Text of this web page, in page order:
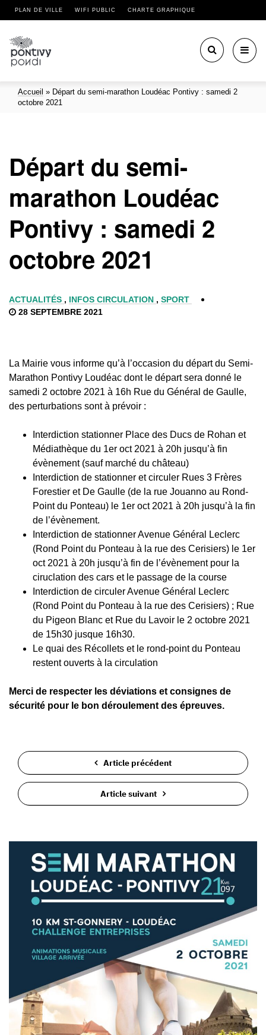
PLAN DE VILLE WIFI PUBLIC CHARTE GRAPHIQUE
Accueil » Départ du semi-marathon Loudéac Pontivy : samedi 2
octobre 2021
Départ du semi-
marathon Loudéac
Pontivy : samedi 2
octobre 2021
ACTUALITÉS , INFOS CIRCULATION , SPORT
28 SEPTEMBRE 2021
La Mairie vous informe qu’à l’occasion du départ du Semi-
Marathon Pontivy Loudéac dont le départ sera donné le
samedi 2 octobre 2021 à 16h Rue du Général de Gaulle,
des perturbations sont à prévoir :
Interdiction stationner Place des Ducs de Rohan et
Médiathèque du 1er oct 2021 à 20h jusqu’à fin
évènement (sauf marché du château)
Interdiction de stationner et circuler Rues 3 Frères
Forestier et De Gaulle (de la rue Jouanno au Rond-
Point du Ponteau) le 1er oct 2021 à 20h jusqu’à la fin
de l’évènement.
Interdiction de stationner Avenue Général Leclerc
(Rond Point du Ponteau à la rue des Cerisiers) le 1er
oct 2021 à 20h jusqu’à fin de l’évènement pour la
ciruclation des cars et le passage de la course
Interdiction de circuler Avenue Général Leclerc
(Rond Point du Ponteau à la rue des Cerisiers) ; Rue
du Pigeon Blanc et Rue du Lavoir le 2 octobre 2021
de 15h30 jusque 16h30.
Le quai des Récollets et le rond-point du Ponteau
restent ouverts à la circulation
Merci de respecter les déviations et consignes de
sécurité pour le bon déroulement des épreuves.
Article précédent
Article suivant